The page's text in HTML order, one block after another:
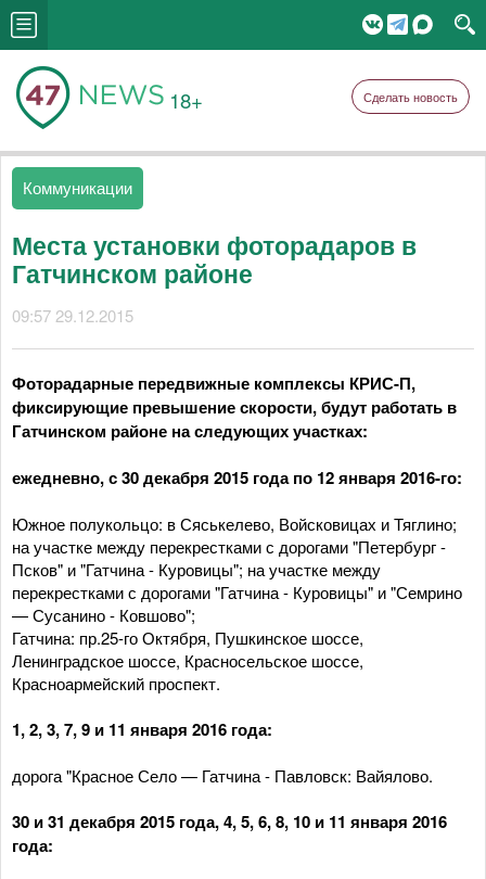
18+ Сделать новость
Коммуникации
Места установки фоторадаров в
Гатчинском районе
09:57 29.12.2015
Фоторадарные передвижные комплексы КРИС-П,
фиксирующие превышение скорости, будут работать в
Гатчинском районе на следующих участках:
ежедневно, с 30 декабря 2015 года по 12 января 2016-го:
Южное полукольцо: в Сяськелево, Войсковицах и Тяглино;
на участке между перекрестками с дорогами "Петербург -
Псков" и "Гатчина - Куровицы"; на участке между
перекрестками с дорогами "Гатчина - Куровицы" и "Семрино
— Сусанино - Ковшово";
Гатчина: пр.25-го Октября, Пушкинское шоссе,
Ленинградское шоссе, Красносельское шоссе,
Красноармейский проспект.
1, 2, 3, 7, 9 и 11 января 2016 года:
дорога "Красное Село — Гатчина - Павловск: Вайялово.
30 и 31 декабря 2015 года, 4, 5, 6, 8, 10 и 11 января 2016
года: